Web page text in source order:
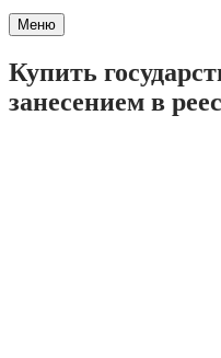
Меню
Купить
занесением в